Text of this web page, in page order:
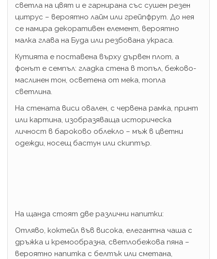
светла на цвят и е гарнирана със сушен резен
цитрус – вероятно лайм или грейпфрут. До нея
се намира декоративен елемент, вероятно
малка глава на Буда или резбована украса.
Кутията е поставена върху дървен плот, а
фонът е семпъл: гладка стена в топъл, бежово-
маслинен тон, осветена от мека, топла
светлина.
На стената виси овален, с червена рамка, принт
или картина, изобразяваща историческа
личност в бароково облекло – мъж в цветни
одежди, носещ бастун или скиптър.
На щанда стоят две различни напитки:
Отляво, коктейл във висока, елегантна чаша с
дръжка и кремообразна, светлобежова пяна –
вероятно напитка с белтък или сметана,